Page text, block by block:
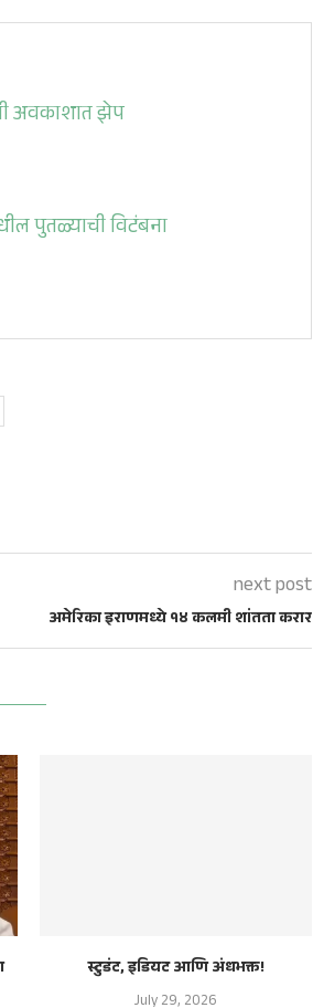
अवकाशात झेप
पुतळ्याची विटंबना
next post
अमेरिका इराणमध्ये १४ कलमी शांतता करार
स्टुडंट, इडियट आणि अंधभक्त!
July 29, 2026